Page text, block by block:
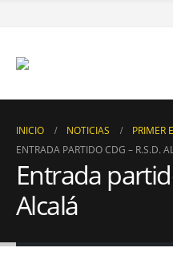
INICIO NOTICIAS PRIMER
ENTRADA PARTIDO CDG – R.S.D.
Entrada
Alcalá